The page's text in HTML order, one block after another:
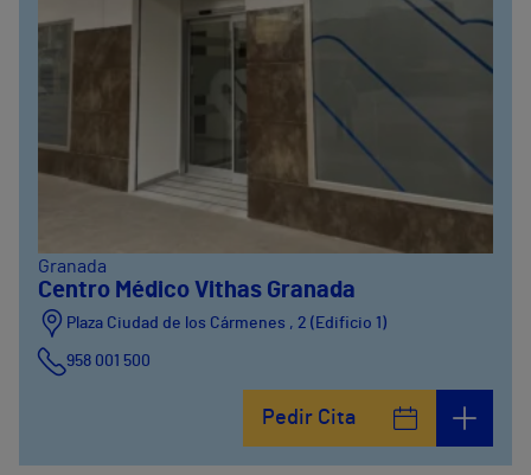
Granada
Centro Médico Vithas Granada
Plaza Ciudad de los Cármenes , 2 (Edificio 1)
958 001 500
Pedir Cita